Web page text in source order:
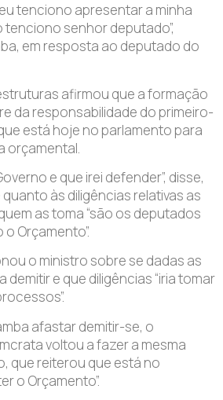
tenciono apresentar a minha
tenciono senhor deputado”,
em resposta ao deputado do
afirmou que a formação
da responsabilidade do primeiro-
está hoje no parlamento para
orçamental.
e que irei defender”, disse,
às diligências relativas as
as toma “são os deputados
Orçamento”.
o ministro sobre se dadas as
demitir e que diligências “iria tomar
afastar demitir-se, o
voltou a fazer a mesma
que reiterou que está no
o Orçamento”.